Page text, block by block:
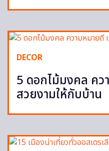
DECOR
5 ดอกไม้มงคล คว
สวยงามให้กับบ้าน